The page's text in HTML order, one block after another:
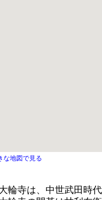
な地図で見る
輪寺は、中世武田時